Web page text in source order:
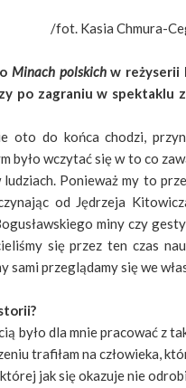
/fot. Kasia Chmura-
Minach polskichw reżyserii
po zagraniu w spektaklu
oto do końca chodzi,
było wczytać się w to co
Ponieważ my to
od Jędrzeja
miny czy
się przez ten czas
sami przeglądamy się we
było dla mnie pracować z
trafiłam na człowieka,
jak się okazuje nie